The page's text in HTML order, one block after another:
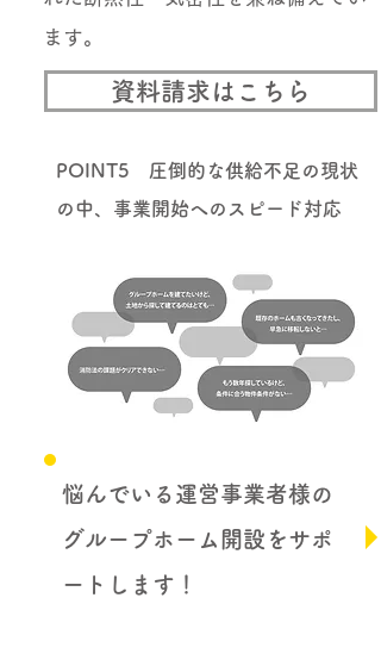
ます。
資料請求はこちら
POINT5 圧倒的な供給不足の現状
の中、事業開始へのスピード対応
悩んでいる運営事業者様の
グループホーム開設をサポ
ートします！